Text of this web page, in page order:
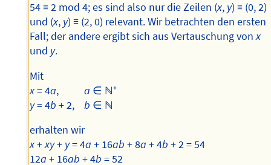
54 ≡ 2 mod 4; es sind also nur die Zeilen (x, y) ≡ (0, 2)
und (x, y) ≡ (2, 0) relevant. Wir betrachten den ersten
Fall; der andere ergibt sich aus Vertauschung vonx
und y.
Mit
x= 4a,a ∈ ℕ⁺
y= 4b + 2,b ∈ ℕ
erhalten wir
x+xy+ y= 4a + 16ab + 8a + 4b + 2 = 54
12a + 16ab + 4b = 52